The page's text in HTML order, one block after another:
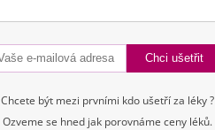
Chcete být mezi prvními kdo ušetří za léky ?
Ozveme se hned jak porovnáme ceny léků.